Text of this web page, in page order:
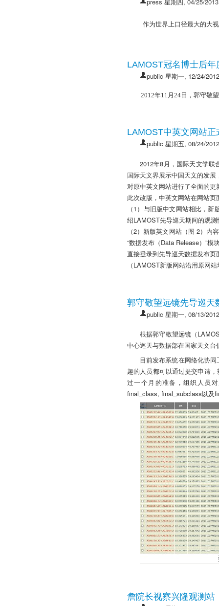
作为世界上口径最大的大
LAMOST冠名博士后
public 星期一, 12/24/
2012年11 月 24日 ，郭守敬
LAMOST中英文网站正
public 星期五, 08/24/
2012年8月，国际天文学联
国际天文界展示中国天文的发
对原中英文网站进行了全面的更
此次改版，中英文网站在网站
（1）与旧版中文网站相比，
绍LAMOST先导巡天期间的观
（2）新版英文网站（图 2）
“数据发布（Data Release）”
直接登录到先导巡天数据发布
（LAMOST新版网站沿用原网
郭守敬望远镜先导巡天
public 星期一, 08/13/
根据郭守敬望远镜（
中心巡天与数据部在国家天文
目前发布系统在网络化协同
趣的人员都可以通过提交申请
过一个月的准备，组织人员
final_class, final_subclass以及
詹院长视察兴隆观测站